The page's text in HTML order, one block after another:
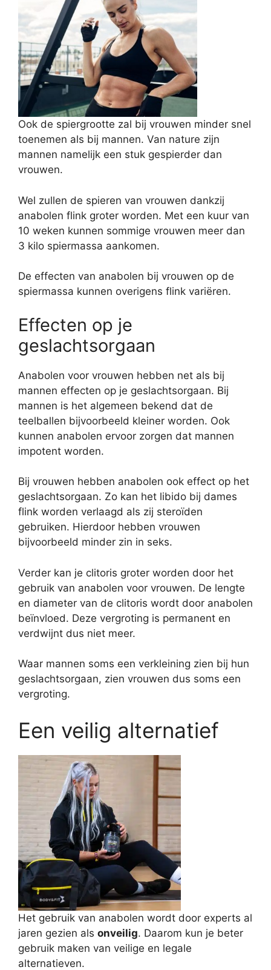
Ook de spiergrootte zal bij vrouwen minder snel
toenemen als bij mannen. Van nature zijn
mannen namelijk een stuk gespierder dan
vrouwen.
Wel zullen de spieren van vrouwen dankzij
anabolen flink groter worden. Met een kuur van
10 weken kunnen sommige vrouwen meer dan
3 kilo spiermassa aankomen.
De effecten van anabolen bij vrouwen op de
spiermassa kunnen overigens flink variëren.
Effecten op je
geslachtsorgaan
Anabolen voor vrouwen hebben net als bij
mannen effecten op je geslachtsorgaan. Bij
mannen is het algemeen bekend dat de
teelballen bijvoorbeeld kleiner worden. Ook
kunnen anabolen ervoor zorgen dat mannen
impotent worden.
Bij vrouwen hebben anabolen ook effect op het
geslachtsorgaan. Zo kan het libido bij dames
flink worden verlaagd als zij steroïden
gebruiken. Hierdoor hebben vrouwen
bijvoorbeeld minder zin in seks.
Verder kan je clitoris groter worden door het
gebruik van anabolen voor vrouwen. De lengte
en diameter van de clitoris wordt door anabolen
beïnvloed. Deze vergroting is permanent en
verdwijnt dus niet meer.
Waar mannen soms een verkleining zien bij hun
geslachtsorgaan, zien vrouwen dus soms een
vergroting.
Een veilig alternatief
Het gebruik van anabolen wordt door experts al
jaren gezien als onveilig. Daarom kun je beter
gebruik maken van veilige en legale
alternatieven.